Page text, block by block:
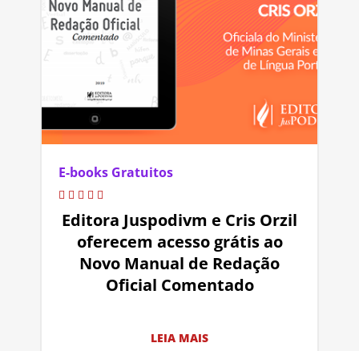
E-books Gratuitos
Editora Juspodivm e Cris Orzil
oferecem acesso grátis ao
Novo Manual de Redação
Oficial Comentado
LEIA MAIS